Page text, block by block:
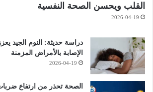
القلب ويحسن الصحة النفسية
2026-04-19
دراسة حديثة: النوم الجيد
الإصابة بالأمراض المزمنة
2026-04-19
الصحة تحذر من ارتفاع